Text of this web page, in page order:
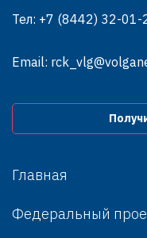
Тел: +7 (8442) 32-01-
Email:
Главная
Федеральный